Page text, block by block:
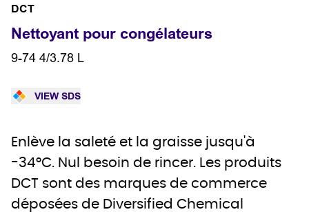
DCT
Nettoyant pour congélateurs
9-74 4/3.78 L
VIEW SDS
Enlève la saleté et la graisse jusqu'à
-34°C. Nul besoin de rincer. Les produits
DCT sont des marques de commerce
déposées de Diversified Chemical